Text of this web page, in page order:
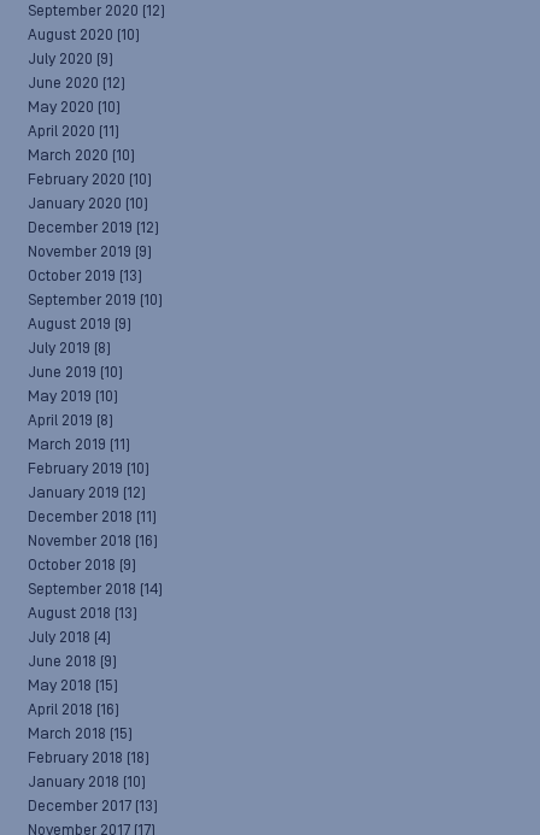
September 2020 (12)
August 2020 (10)
July 2020 (9)
June 2020 (12)
May 2020 (10)
April 2020 (11)
March 2020 (10)
February 2020 (10)
January 2020 (10)
December 2019 (12)
November 2019 (9)
October 2019 (13)
September 2019 (10)
August 2019 (9)
July 2019 (8)
June 2019 (10)
May 2019 (10)
April 2019 (8)
March 2019 (11)
February 2019 (10)
January 2019 (12)
December 2018 (11)
November 2018 (16)
October 2018 (9)
September 2018 (14)
August 2018 (13)
July 2018 (4)
June 2018 (9)
May 2018 (15)
April 2018 (16)
March 2018 (15)
February 2018 (18)
January 2018 (10)
December 2017 (13)
November 2017 (17)